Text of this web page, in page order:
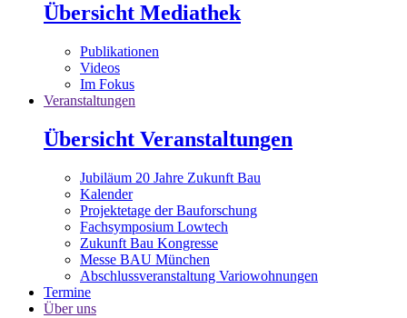
Übersicht Mediathek
Publikationen
Videos
Im Fokus
Veranstaltungen
Übersicht Veranstaltungen
Jubiläum 20 Jahre Zukunft Bau
Kalender
Projektetage der Bauforschung
Fachsymposium Lowtech
Zukunft Bau Kongresse
Messe BAU München
Abschlussveranstaltung Variowohnungen
Termine
Über uns